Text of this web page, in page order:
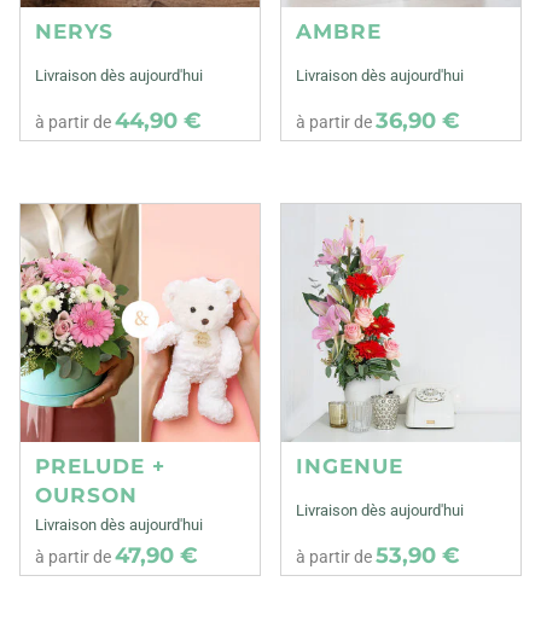
NERYS
Livraison dès aujourd'hui
à partir de44,90 €
AMBRE
Livraison dès aujourd'hui
à partir de36,90 €
PRELUDE +
OURSON
Livraison dès aujourd'hui
à partir de47,90 €
INGENUE
Livraison dès aujourd'hui
à partir de53,90 €